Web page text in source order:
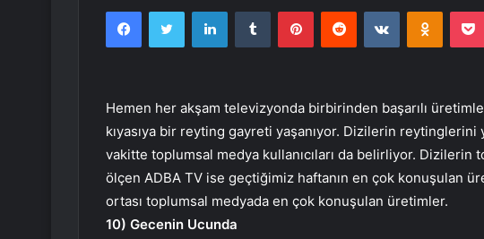
FacebookTwitter LinkedInTumblr PinterestReddit VKontakte
Hemen her akşam televizyonda birbirinden başarılı
kıyasıya bir reyting gayreti yaşanıyor. Dizilerin reytinglerini
vakitte toplumsal medya kullanıcıları da belirliyor. Dizilerin
ölçen ADBA TV ise geçtiğimiz haftanın en çok konuşulan
ortası toplumsal medyada en çok konuşulan üretimler.
10) Gecenin Ucunda